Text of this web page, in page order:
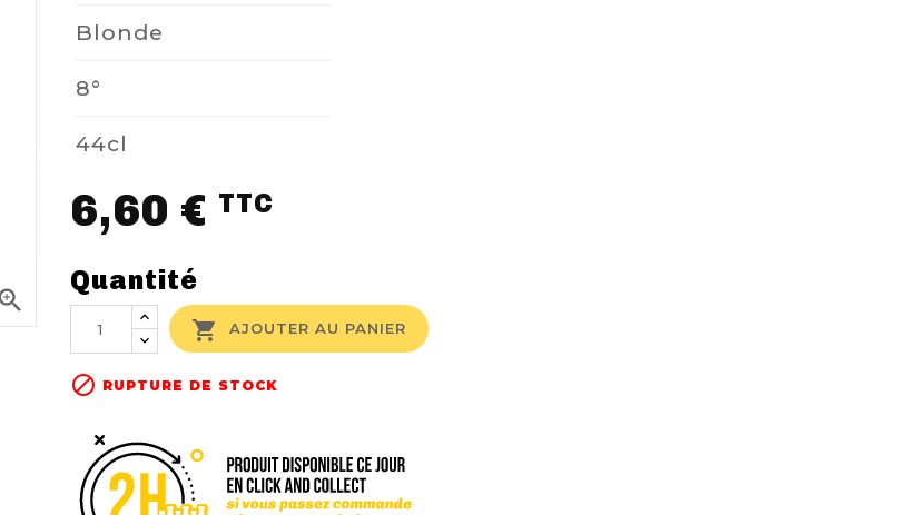
Blonde
8°
44cl
6,60 € TTC
Quantité
 AJOUTER AU PANIER
 RUPTURE DE STOCK